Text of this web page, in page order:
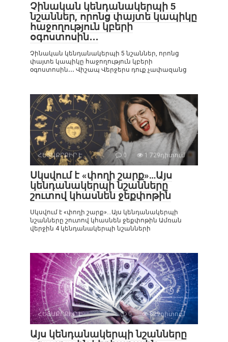
Չինական կենդանակերպի 5
նշաններ, որոնց փայտե կապիկը
հաջողություն կբերի
օգոստոսին․․․
Չինական կենդանակերպի 5 նշաններ, որոնց
փայտե կապիկը հաջողություն կբերի
օգոստոսին․․․ Վիշապ Վերջերս դուք չափազանց
ՀԵՏԱՔՐՔԻՐ Է 0 1 729դիտում
Սկսվում է «փողի շարք»…Այս
կենդանակերպի նշանները
շուտով կհասնեն ջեքփոթին
Սկսվում է «փողի շարք»…Այս կենդանակերպի
նշանները շուտով կհասնեն ջեքփոթին Ամռան
վերջին 4 կենդանակերպի նշանների
ՀԵՏԱՔՐՔԻՐ Է 0 829դիտում
Այս կենդանակերպի նշանները